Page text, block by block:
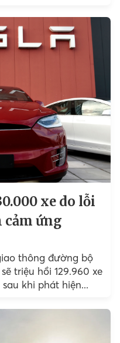
xe do lỗi
ứng
thông đường bộ
triệu hồi 129.960 xe
khi phát hiện...